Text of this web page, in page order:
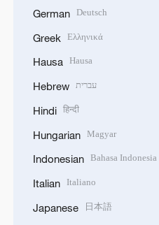
German Deutsch
Greek Ελληνικά
Hausa Hausa
Hebrew עברית
Hindi हिन्दी
Hungarian Magyar
Indonesian Bahasa Indonesia
Italian Italiano
Japanese
日本語